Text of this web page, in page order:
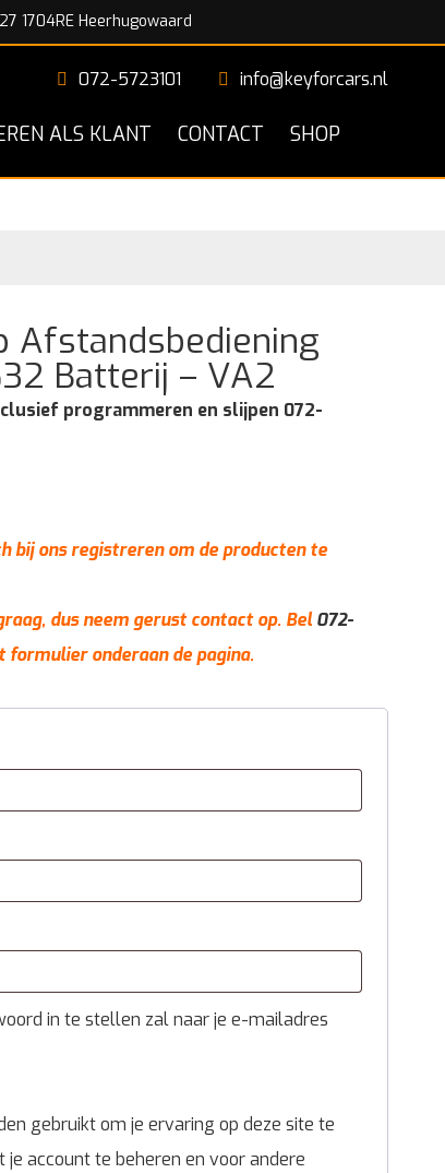
1704RE Heerhugowaard
072-5723101 info@keyforcars.nl
ALS KLANT CONTACT SHOP
Afstandsbediening
Batterij – VA2
programmeren en slijpen 072-
bij ons registreren om de producten te
dus neem gerust contact op. Bel072-
onderaan de pagina.
in te stellen zal naar je e-mailadres
gebruikt om je ervaring op deze site te
account te beheren en voor andere